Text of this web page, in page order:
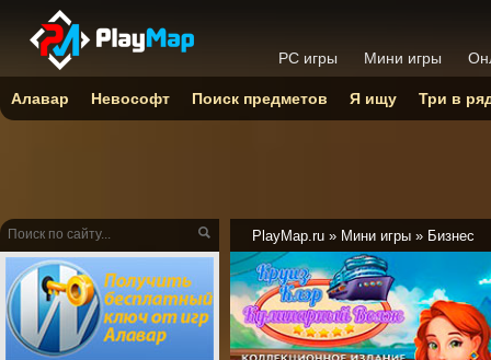
PlayMap.ru » Мини игры » Бизнес
PC игры Мини игры
Алавар Невософт Поиск предметов Я ищу Три в